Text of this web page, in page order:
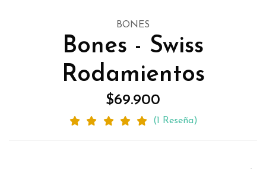
BONES
Bones - Swiss
Rodamientos
$69.900
(1 Reseña)